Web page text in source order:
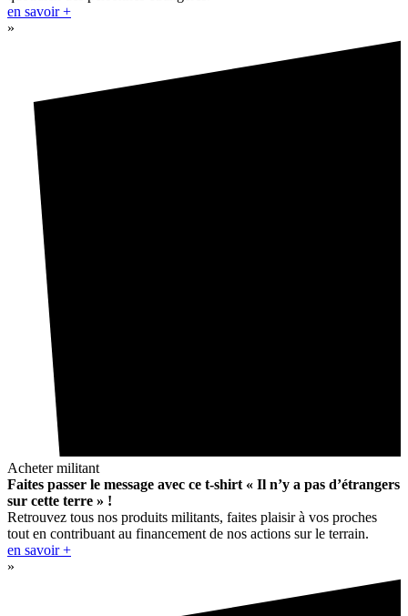
en savoir +
»
Acheter militant
Faites passer le message avec ce t-shirt « Il n’y a pas d’étrangers
sur cette terre » !
Retrouvez tous nos produits militants, faites plaisir à vos proches
tout en contribuant au financement de nos actions sur le terrain.
en savoir +
»